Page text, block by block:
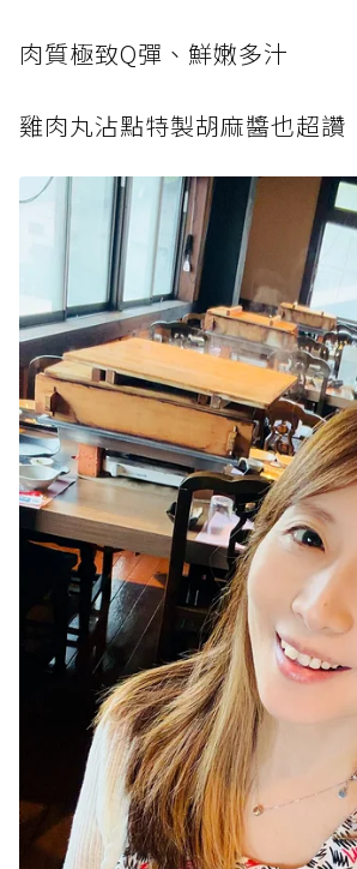
肉質極致Q彈、鮮嫩多汁
雞肉丸沾點特製胡麻醬也超讚